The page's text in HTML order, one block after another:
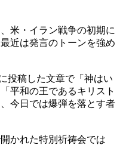
米・イラン戦争の初期に
近は発言のトーンを強め
投稿した文章で「神はい
平和の王であるキリスト
今日では爆弾を落とす者
かれた特別祈祷会では